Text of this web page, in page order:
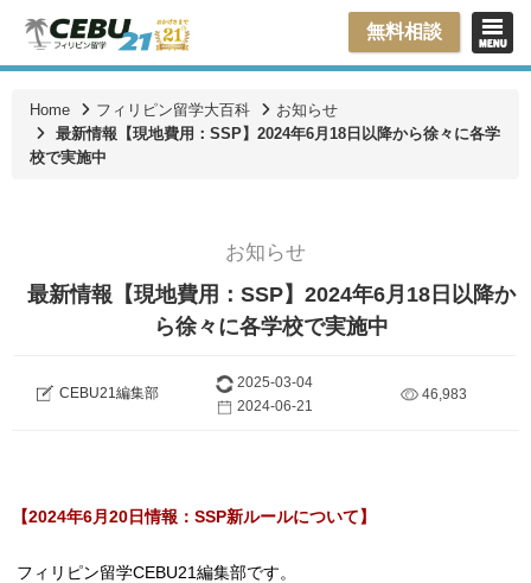
無料相談
Home フィリピン留学大百科
お知らせ
最新情報【現地費用：SSP】2024年6月18日以降から徐々に各学
校で実施中
お知らせ
最新情報【現地費用：SSP】2024年6月18日以降か
ら徐々に各学校で実施中
CEBU21編集部
2025-03-04
2024-06-21
46,983
【2024年6月20日情報：SSP新ルールについて】
フィリピン留学CEBU21編集部です。